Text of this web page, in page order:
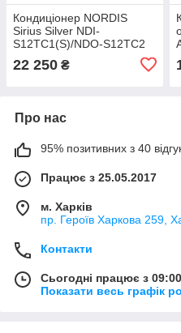
Кондиціонер NORDIS
Sirius Silver NDI-
S12TC1(S)/NDO-S12TC2
22 250 ₴
Про нас
95% позитивних з 40
Працює з 25.05.2017
м. Харків
пр. Героїв Харкова 259,
Контакти
Сьогодні працює з
Показати весь графік